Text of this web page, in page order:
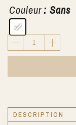
Couleur: Sans
DESCRIPTION